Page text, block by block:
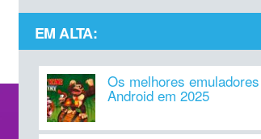
EM ALTA:
Os melhores
Android em 2025